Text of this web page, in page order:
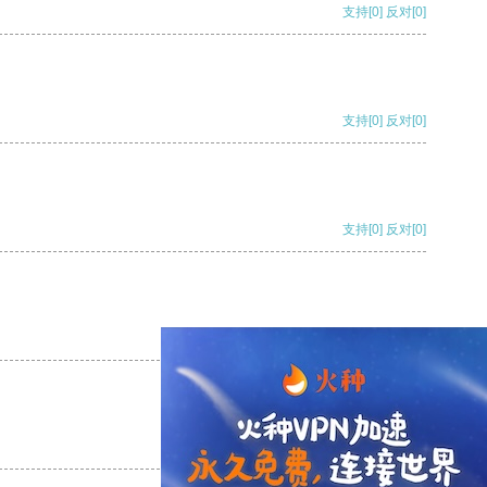
支持[0] 反对[0]
支持[0] 反对[0]
支持[0] 反对[0]
支持 [0] 反对 [0]